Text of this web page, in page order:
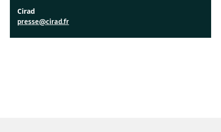
Cirad
presse@cirad.fr